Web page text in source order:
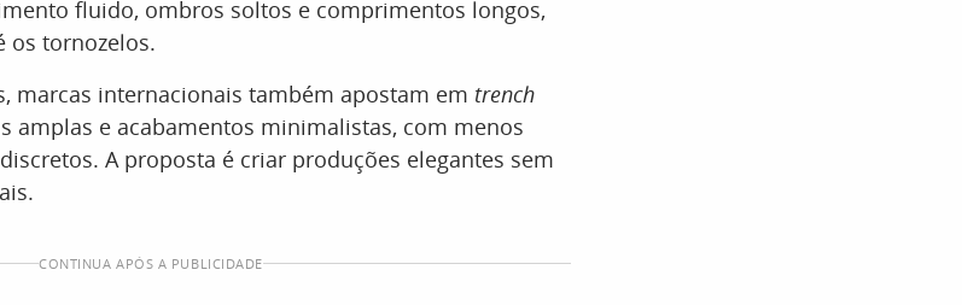
fluido, ombros soltos e comprimentos longos,
os tornozelos.
marcas internacionais também apostam em trench
amplas e acabamentos minimalistas, com menos
A proposta é criar produções elegantes sem
CONTINUA APÓS A PUBLICIDADE